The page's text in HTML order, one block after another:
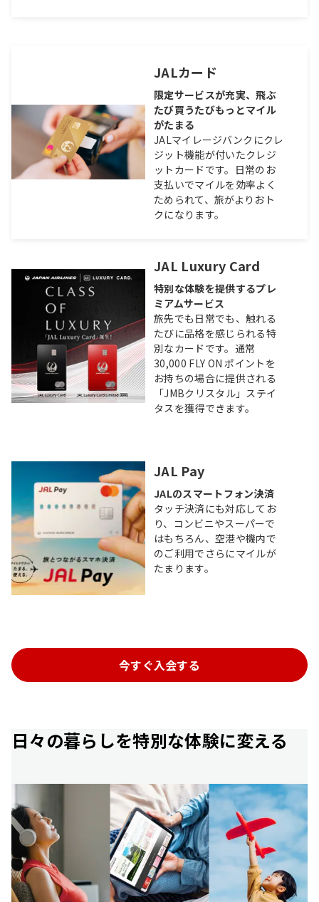
JALカード
限定サービスが充実、飛ぶ
たび買うたびもっとマイル
がたまる
JALマイレージバンクにクレ
ジット機能が付いたクレジ
ットカードです。日常のお
支払いでマイルを効率よく
ためられて、旅がよりおト
クになります。
JAL Luxury Card
特別な体験を提供するプレ
ミアムサービス
旅先でも日常でも、触れる
たびに品格を感じられる特
別なカードです。通常
30,000 FLY ON ポイントを
お持ちの場合に提供される
「JMBクリスタル」ステイ
タスを獲得できます。
JAL Pay
JALのスマートフォン決済
タッチ決済にも対応してお
り、コンビニやスーパーで
はもちろん、空港や機内で
のご利用でさらにマイルが
たまります。
今すぐ入会する
日々の暮らしを特別な体験に変える